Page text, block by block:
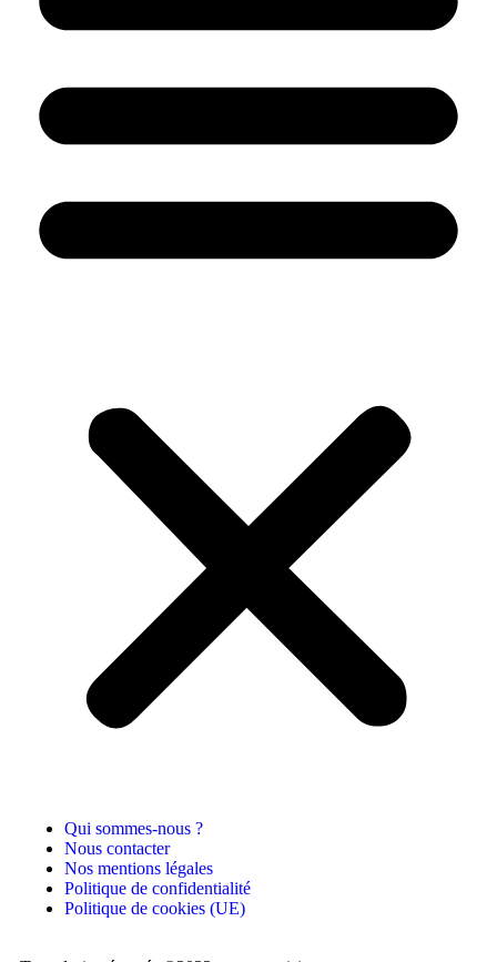
Qui sommes-nous ?
Nous contacter
Nos mentions légales
Politique de confidentialité
Politique de cookies (UE)